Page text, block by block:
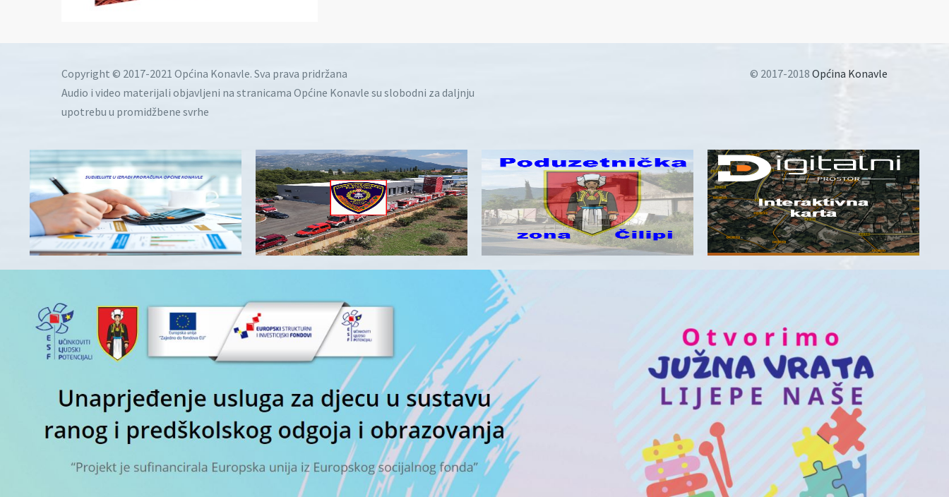
Copyright © 2017-2021 Općina Konavle. Sva prava pridržana
Audio i video materijali objavljeni na stranicama Općine Konavle su slobodni za daljnju
upotrebu u promidžbene svrhe
© 2017-2018 Općina Konavle